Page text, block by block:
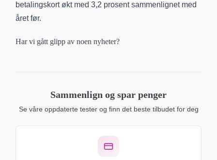
betalingskort økt med 3,2 prosent sammenlignet med
året før.
Har vi gått glipp av noen nyheter?
Sammenlign og spar penger
Se våre oppdaterte tester og finn det beste tilbudet for deg